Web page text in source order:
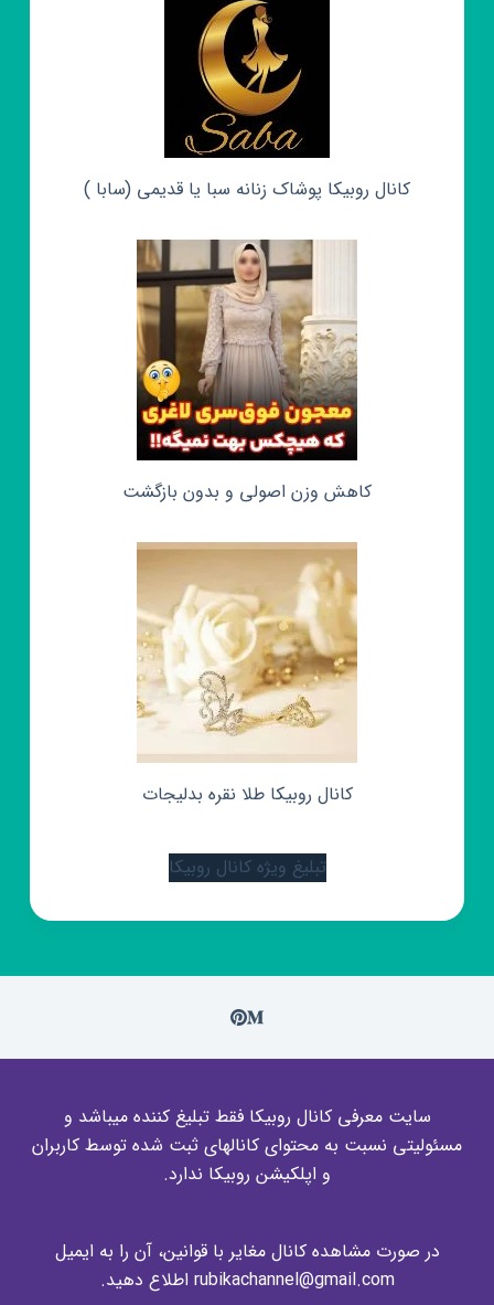
کانال روبیکا پوشاک زنانه سبا یا قدیمی (سابا )
کاهش وزن اصولی و بدون بازگشت
کانال روبیکا طلا نقره بدلیجات
تبلیغ ویژه کانال روبیکا
سایت معرفی کانال روبیکا فقط تبلیغ کننده میباشد و
مسئولیتی نسبت به محتوای کانالهای ثبت شده توسط کاربران
و اپلکیشن روبیکا ندارد.
در صورت مشاهده کانال مغایر با قوانین، آن را به ایمیل
rubikachannel@gmail.com اطلاع دهید.